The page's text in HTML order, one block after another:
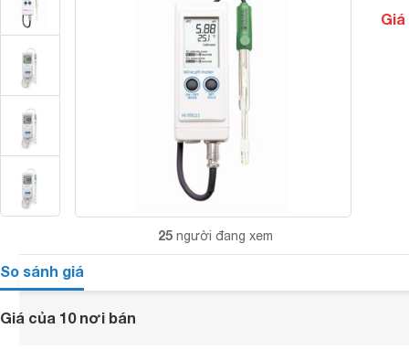
25 người đang xem
Giá
So sánh giá
Giá của 10 nơi bán